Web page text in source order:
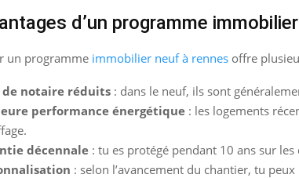
d’un programme
un programme immobilier neuf à rennes offre
de notaire réduits : dans le neuf, ils sont
performance énergétique : les logements
décennale : tu es protégé pendant 10 ans sur
: selon l’avancement du chantier, tu